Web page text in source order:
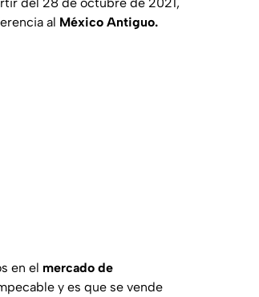
al México Antiguo.
en el mercado de
y es que se vende